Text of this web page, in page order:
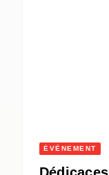
ÉVÈNEMENT